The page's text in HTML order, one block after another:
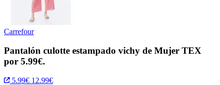
Carrefour
Pantalón culotte estampado vichy de Mujer TEX
por 5.99€.
5.99€ 12.99€